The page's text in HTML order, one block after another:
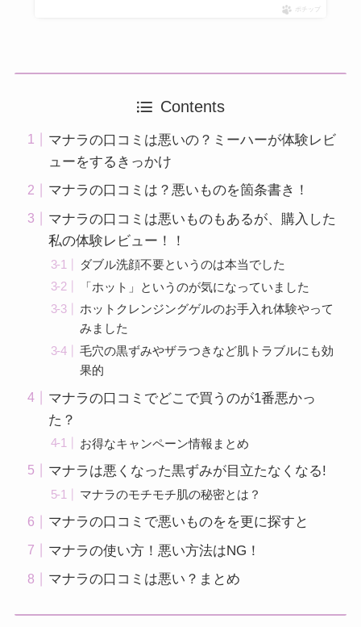
ポチップ
Contents
マナラの口コミは悪いの？ミーハーが体験レビ
ューをするきっかけ
マナラの口コミは？悪いものを箇条書き！
マナラの口コミは悪いものもあるが、購入した
私の体験レビュー！！
ダブル洗顔不要というのは本当でした
「ホット」というのが気になっていました
ホットクレンジングゲルのお手入れ体験やって
みました
毛穴の黒ずみやザラつきなど肌トラブルにも効
果的
マナラの口コミでどこで買うのが1番悪かっ
た？
お得なキャンペーン情報まとめ
マナラは悪くなった黒ずみが目立たなくなる!
マナラのモチモチ肌の秘密とは？
マナラの口コミで悪いものをを更に探すと
マナラの使い方！悪い方法はNG！
マナラの口コミは悪い？まとめ